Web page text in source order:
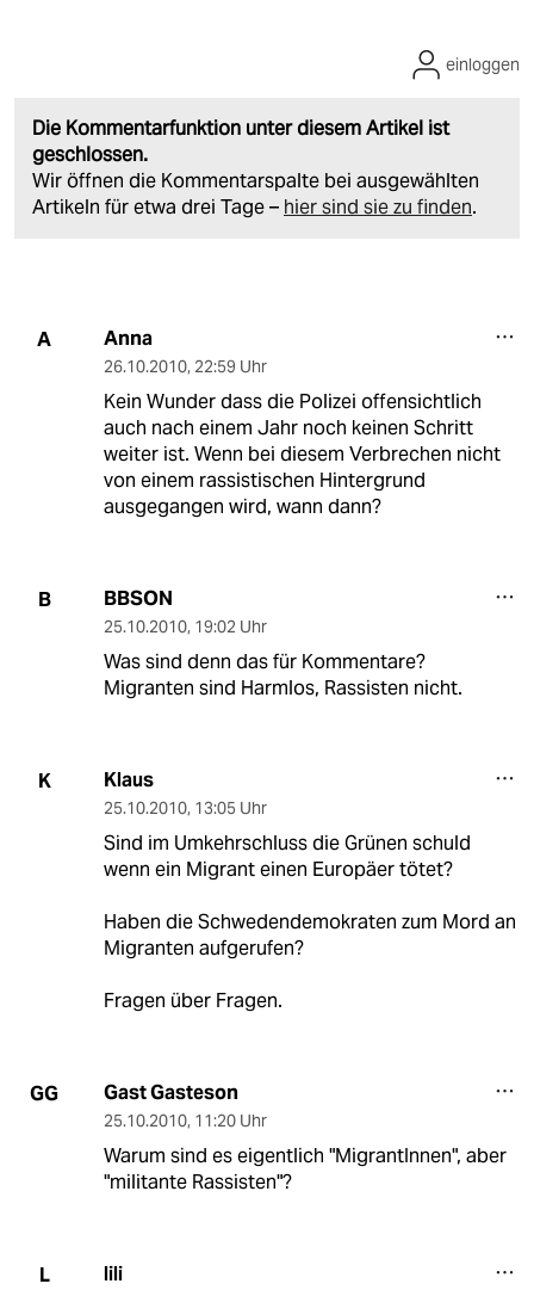
Die Kommentarfunktion unter diesem Artikel ist
geschlossen.
Wir öffnen die Kommentarspalte bei ausgewählten
Artikeln für etwa drei Tage – hier sind sie zu finden.
einloggen
A Anna
26.10.2010, 22:59 Uhr
Kein Wunder dass die Polizei offensichtlich
auch nach einem Jahr noch keinen Schritt
weiter ist. Wenn bei diesem Verbrechen nicht
von einem rassistischen Hintergrund
ausgegangen wird, wann dann?
B BBSON
25.10.2010, 19:02 Uhr
Was sind denn das für Kommentare?
Migranten sind Harmlos, Rassisten nicht.
K Klaus
25.10.2010, 13:05 Uhr
Sind im Umkehrschluss die Grünen schuld
wenn ein Migrant einen Europäer tötet?
Haben die Schwedendemokraten zum Mord an
Migranten aufgerufen?
Fragen über Fragen.
GG Gast Gasteson
25.10.2010, 11:20 Uhr
Warum sind es eigentlich "MigrantInnen", aber
"militante Rassisten"?
L lili